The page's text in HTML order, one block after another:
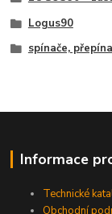
Logus90
spínače,
Informace
Technické
Obchodní